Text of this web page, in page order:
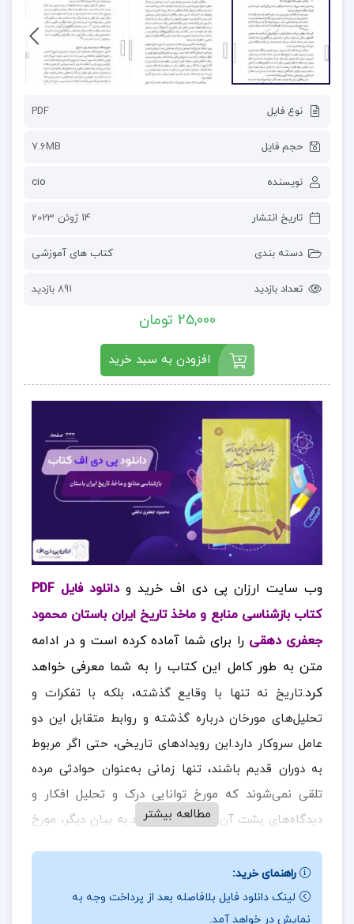
نوع فایل PDF
حجم فایل 7.6MB
نویسنده cio
تاریخ انتشار 14 ژوئن 2023
دسته بندی کتاب های آموزشی
تعداد بازدید 891 بازدید
25,000 تومان
افزودن به سبد خرید
وب سایت ارزان پی دی اف خرید و
دانلود فایل PDF
کتاب بازشناسی منابع و ماخذ تاریخ ایران باستان محمود
جعفری دهقیرا برای شما آماده کرده است و در ادامه
متن به طور کامل این کتاب را به شما معرفی خواهد
کرد.تاریخ نه تنها با وقایع گذشته، بلکه با تفکرات و
تحلیل‌های مورخان درباره گذشته و روابط متقابل این دو
عامل سروکار دارد.این رویدادهای تاریخی، حتی اگر مربوط
به دوران قدیم باشند، تنها زمانی به‌عنوان حوادثی مرده
تلقی نمی‌شوند که مورخ توانایی درک و تحلیل افکار و
دیدگاه‌های پشت آن‌ها را داشته باشد.به بیان دیگر، مورخ
تاریخی نفوذ کند و آن‌ها را با دقت تحلیل کند.
همراهارزان پی دی افباشید.
مطالعه بیشتر
راهنمای خرید:
لینک دانلود فایل بلافاصله بعد از پرداخت وجه به
نمایش در خواهد آمد.